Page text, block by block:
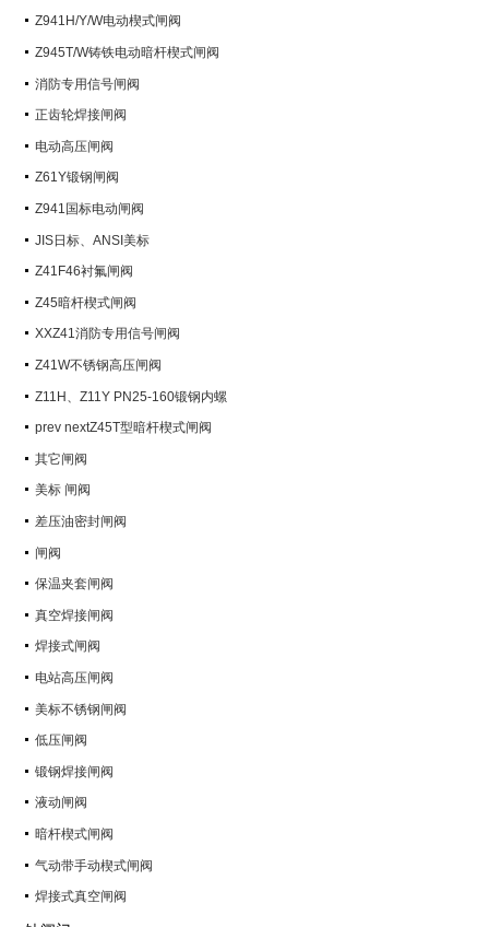
Z941H/Y/W电动楔式闸阀
Z945T/W铸铁电动暗杆楔式闸阀
消防专用信号闸阀
正齿轮焊接闸阀
电动高压闸阀
Z61Y锻钢闸阀
Z941国标电动闸阀
JIS日标、ANSI美标
Z41F46衬氟闸阀
Z45暗杆楔式闸阀
XXZ41消防专用信号闸阀
Z41W不锈钢高压闸阀
Z11H、Z11Y PN25-160锻钢内螺
纹楔式闸阀
prev nextZ45T型暗杆楔式闸阀
其它闸阀
美标 闸阀
差压油密封闸阀
闸阀
保温夹套闸阀
真空焊接闸阀
焊接式闸阀
电站高压闸阀
美标不锈钢闸阀
低压闸阀
锻钢焊接闸阀
液动闸阀
暗杆楔式闸阀
气动带手动楔式闸阀
焊接式真空闸阀